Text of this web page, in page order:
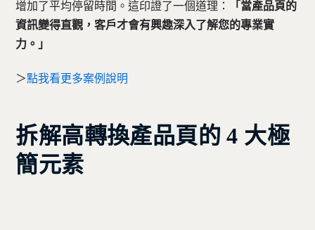
增加了平均停留時間。這印證了一個道理：
「當產品頁的
資訊變得直觀，客戶才會有興趣深入了解您的專業實
力。」
＞點我看更多案例說明
拆解高轉換產品頁的 4 大極
簡元素